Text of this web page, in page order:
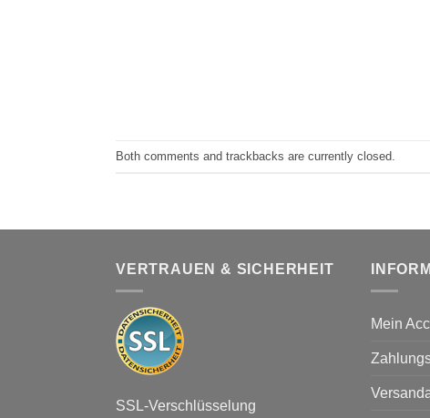
Both comments and trackbacks are currently closed.
VERTRAUEN & SICHERHEIT
SSL-Verschlüsselung
Mein